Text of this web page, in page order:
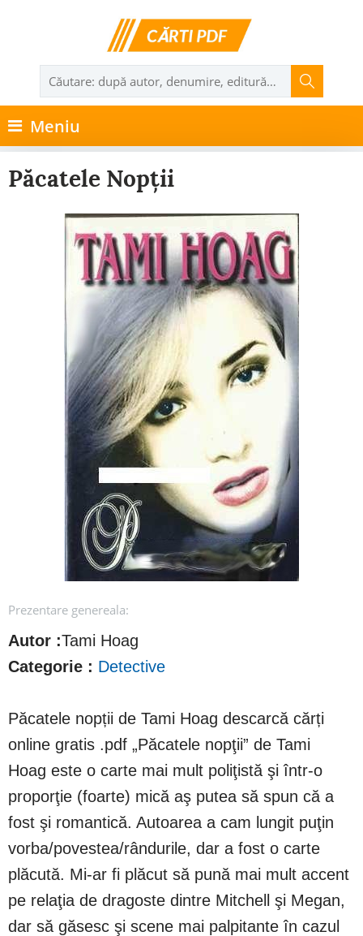
Meniu
Păcatele Nopții
Prezentare genereala:
Autor :Tami Hoag
Categorie : Detective
Păcatele nopții de Tami Hoag descarcă cărți
online gratis .pdf „Păcatele nopţii” de Tami
Hoag este o carte mai mult poliţistă şi într-o
proporţie (foarte) mică aş putea să spun că a
fost şi romantică. Autoarea a cam lungit puţin
vorba/povestea/rândurile, dar a fost o carte
plăcută. Mi-ar fi plăcut să pună mai mult accent
pe relaţia de dragoste dintre Mitchell şi Megan,
dar să găsesc şi scene mai palpitante în cazul